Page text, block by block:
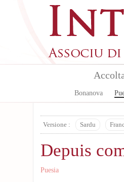
Bonanova
Versione : Sardu
Depuis
Puesia